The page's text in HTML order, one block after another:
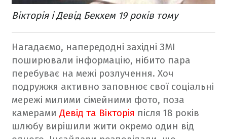
Вікторія і Девід Бекхем 19 років тому
Нагадаємо, напередодні західні ЗМІ
поширювали інформацію, нібито пара
перебуває на межі розлучення. Хоч
подружжя активно заповнює свої соціальні
мережі милими сімейними фото, поза
камерами Девід та Вікторія після 18 років
шлюбу вирішили жити окремо один від